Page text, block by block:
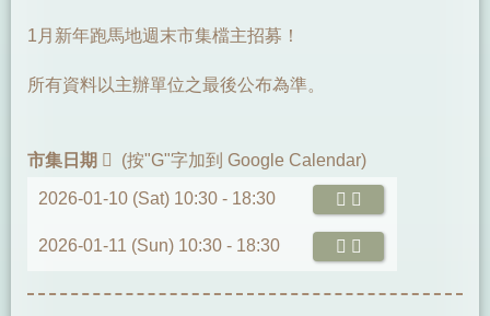
1月新年跑馬地週末市集檔主招募！
所有資料以主辦單位之最後公布為準。
市集日期 (按"G"字加到 Google Calendar)
2026-01-10 (Sat) 10:30 - 18:30
2026-01-11 (Sun) 10:30 - 18:30